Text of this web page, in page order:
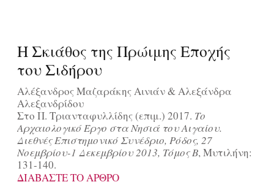
Η Σκιάθος της Πρώιμης Εποχής
του Σιδήρου
Αλέξανδρος Μαζαράκης Αινιάν & Αλεξάνδρα
Αλεξανδρίδου
Στο Π. Τριανταφυλλίδης (επιμ.) 2017. Το
Αρχαιολογικό Έργο στα Νησιά του Αιγαίου.
Διεθνές Επιστημονικό Συνέδριο, Ρόδος, 27
Νοεμβρίου-1 Δεκεμβρίου 2013, Τόμος Β, Μυτιλήνη:
131-140.
ΔΙΑΒΑΣΤΕ ΤΟ ΑΡΘΡΟ